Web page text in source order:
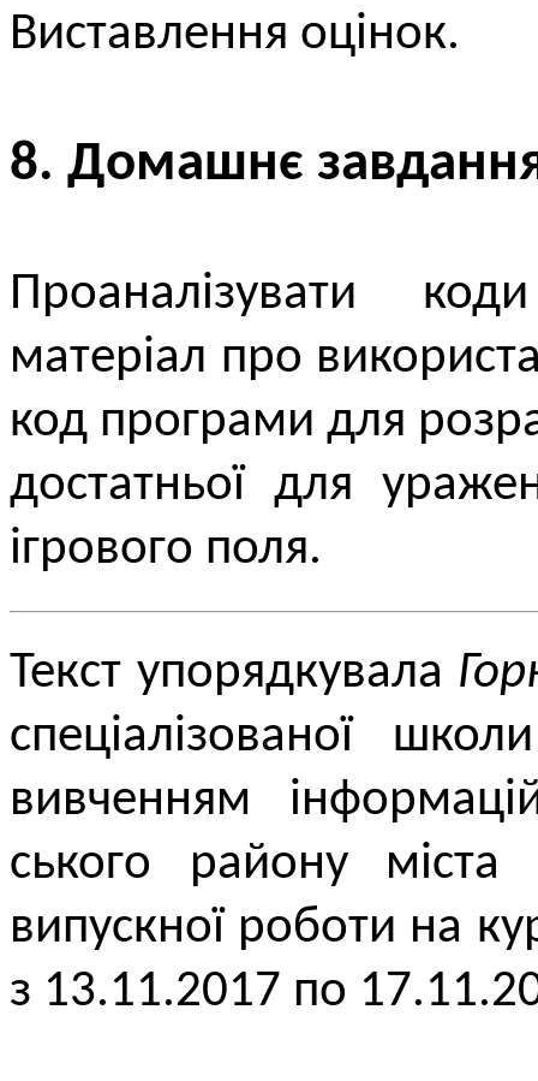
Виставлення оцінок.
8. Домашнє
Проаналізувати
матеріал про
код програми для
достатньої для
ігрового поля.
Текст упорядкувала
cпеціалізованої
вивченням
ського району
випускної роботи на
з 13.11.2017 по